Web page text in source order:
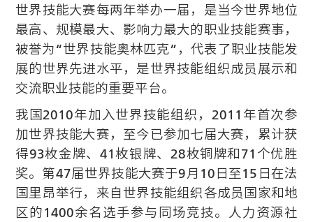
世界技能大赛每两年举办一届，是当今世界地位
最高、规模最大、影响力最大的职业技能赛事，
被誉为“世界技能奥林匹克”，代表了职业技能发
展的世界先进水平，是世界技能组织成员展示和
交流职业技能的重要平台。
我国2010年加入世界技能组织，2011年首次参
加世界技能大赛，至今已参加七届大赛，累计获
得93枚金牌、41枚银牌、28枚铜牌和71个优胜
奖。第47届世界技能大赛于9月10日至15日在法
国里昂举行，来自世界技能组织各成员国家和地
区的1400余名选手参与同场竞技。人力资源社